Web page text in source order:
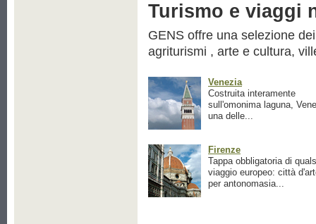
Turismo e viaggi
GENS offre una selezione
agriturismi , arte e cultura,
Venezia
Costruita interamente
sull'omonima laguna,
una delle...
Firenze
Tappa obbligatoria di
viaggio europeo: città
per antonomasia...